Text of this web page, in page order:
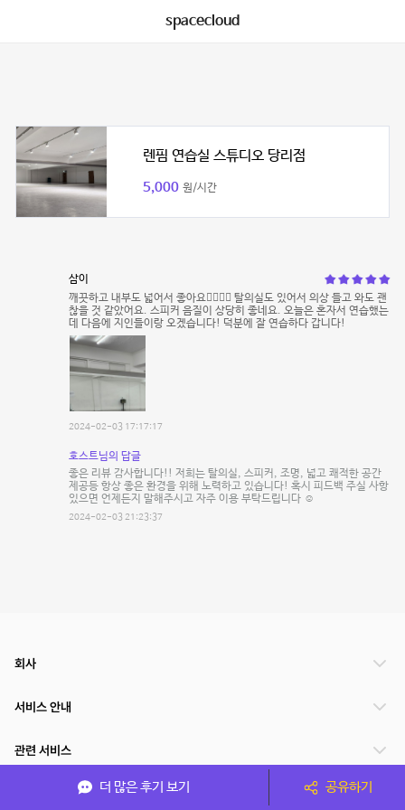
spacecloud
렌핌 연습실 스튜디오 당리점
5,000 원/시간
삼이
깨끗하고 내부도 넓어서 좋아요👍🏻👍🏻 탈의실도 있어서 의상 들고 와도 괜
찮을 것 같았어요. 스피커 음질이 상당히 좋네요. 오늘은 혼자서 연습했는
데 다음에 지인들이랑 오겠습니다! 덕분에 잘 연습하다 갑니다!
2024-02-03 17:17:17
호스트님의 답글
좋은 리뷰 감사합니다!! 저희는 탈의실, 스피커, 조명, 넓고 쾌적한 공간
제공등 항상 좋은 환경을 위해 노력하고 있습니다! 혹시 피드백 주실 사항
있으면 언제든지 말해주시고 자주 이용 부탁드립니다 ☺️
2024-02-03 21:23:37
더 많은 후기 보기 공유하기
회사
서비스 안내
관련 서비스